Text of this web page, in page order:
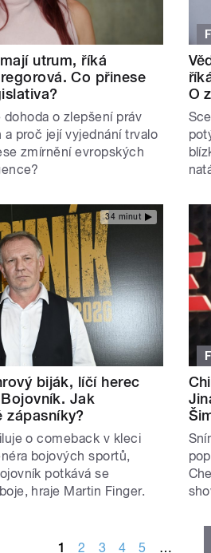
utrum, říká
Co přinese
o zlepšení práv
proč její vyjednání trvalo
zmírnění evropských
O
34 minut
biják, líčí herec
Jak
zápasníky?
o comeback v kleci
bojových sportů,
potkává se
hraje Martin Finger.
1 2 3 4 5 …